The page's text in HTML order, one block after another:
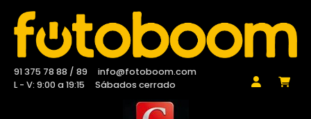
91 375 78 88 / 89
info@fotoboom.com
L - V: 9:00 a 19:15
Sábados cerrado